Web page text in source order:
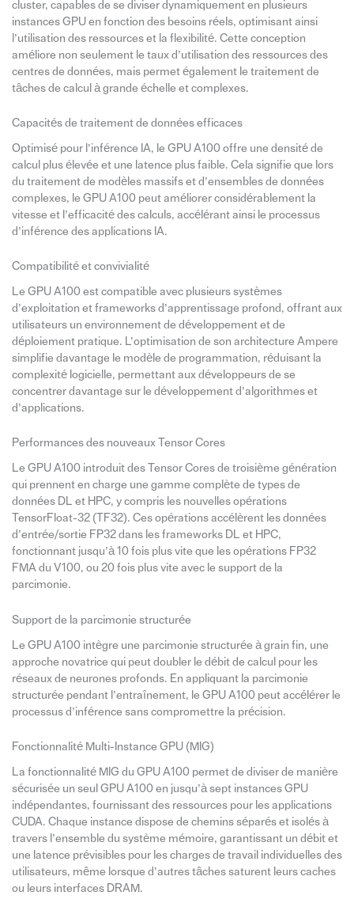
cluster, capables de se diviser dynamiquement en plusieurs
instances GPU en fonction des besoins réels, optimisant ainsi
l’utilisation des ressources et la flexibilité. Cette conception
améliore non seulement le taux d’utilisation des ressources des
centres de données, mais permet également le traitement de
tâches de calcul à grande échelle et complexes.
Capacités de traitement de données efficaces
Optimisé pour l’inférence IA, le GPU A100 offre une densité de
calcul plus élevée et une latence plus faible. Cela signifie que lors
du traitement de modèles massifs et d’ensembles de données
complexes, le GPU A100 peut améliorer considérablement la
vitesse et l’efficacité des calculs, accélérant ainsi le processus
d’inférence des applications IA.
Compatibilité et convivialité
Le GPU A100 est compatible avec plusieurs systèmes
d’exploitation et frameworks d’apprentissage profond, offrant aux
utilisateurs un environnement de développement et de
déploiement pratique. L’optimisation de son architecture Ampere
simplifie davantage le modèle de programmation, réduisant la
complexité logicielle, permettant aux développeurs de se
concentrer davantage sur le développement d’algorithmes et
d’applications.
Performances des nouveaux Tensor Cores
Le GPU A100 introduit des Tensor Cores de troisième génération
qui prennent en charge une gamme complète de types de
données DL et HPC, y compris les nouvelles opérations
TensorFloat-32 (TF32). Ces opérations accélèrent les données
d’entrée/sortie FP32 dans les frameworks DL et HPC,
fonctionnant jusqu’à 10 fois plus vite que les opérations FP32
FMA du V100, ou 20 fois plus vite avec le support de la
parcimonie.
Support de la parcimonie structurée
Le GPU A100 intègre une parcimonie structurée à grain fin, une
approche novatrice qui peut doubler le débit de calcul pour les
réseaux de neurones profonds. En appliquant la parcimonie
structurée pendant l’entraînement, le GPU A100 peut accélérer le
processus d’inférence sans compromettre la précision.
Fonctionnalité Multi-Instance GPU (MIG)
La fonctionnalité MIG du GPU A100 permet de diviser de manière
sécurisée un seul GPU A100 en jusqu’à sept instances GPU
indépendantes, fournissant des ressources pour les applications
CUDA. Chaque instance dispose de chemins séparés et isolés à
travers l’ensemble du système mémoire, garantissant un débit et
une latence prévisibles pour les charges de travail individuelles des
utilisateurs, même lorsque d’autres tâches saturent leurs caches
ou leurs interfaces DRAM.